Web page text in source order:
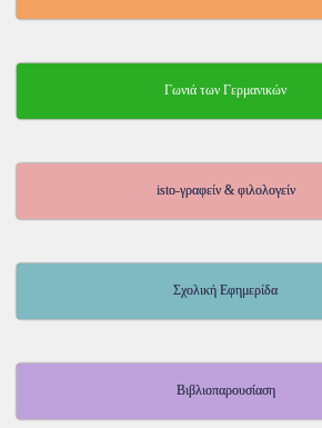
Γωνιά των Γερμανικών
isto-γραφείν & φιλολογείν
Σχολική Εφημερίδα
Βιβλιοπαρουσίαση